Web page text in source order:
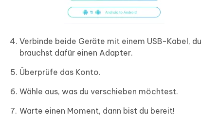
Verbinde beide Geräte mit einem USB-Kabel, du
brauchst dafür einen Adapter.
Überprüfe das Konto.
Wähle aus, was du verschieben möchtest.
Warte einen Moment, dann bist du bereit!